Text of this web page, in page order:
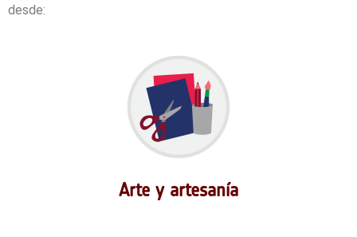
desde:
Arte y artesanía